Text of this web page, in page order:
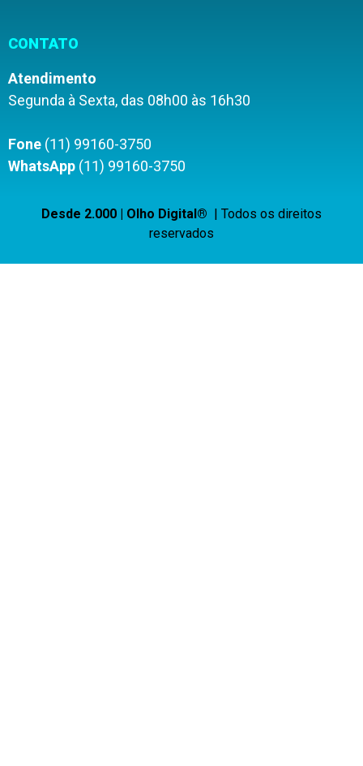
CONTATO
Atendimento
Segunda à Sexta, das 08h00 às 16h30
Fone (11) 99160-3750
WhatsApp (11) 99160-3750
Desde 2.000 | Olho Digital® | Todos os direitos
reservados